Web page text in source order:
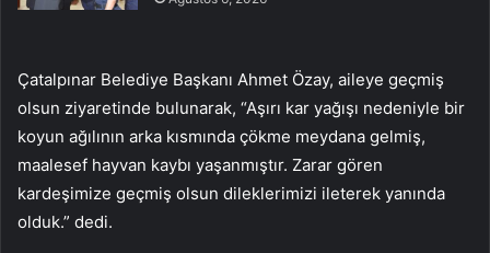
Çatalpınar Belediye Başkanı Ahmet Özay, aileye geçmiş
olsun ziyaretinde bulunarak, “Aşırı kar yağışı nedeniyle bir
koyun ağılının arka kısmında çökme meydana gelmiş,
maalesef hayvan kaybı yaşanmıştır. Zarar gören
kardeşimize geçmiş olsun dileklerimizi ileterek yanında
olduk.” dedi.